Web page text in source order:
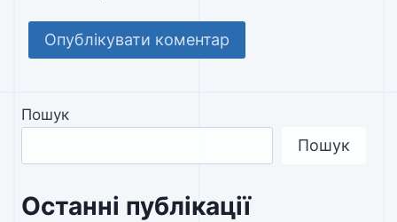
Пошук
Пошук
Останні публікації